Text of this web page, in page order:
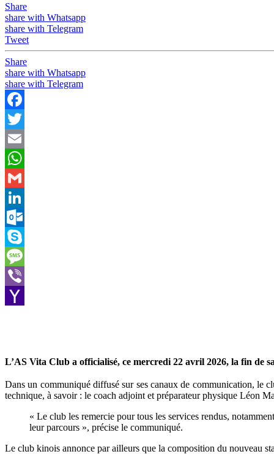
Share
share with Whatsapp
share with Telegram
Tweet
Share
share with Whatsapp
share with Telegram
Facebook
Twitter
Email
WhatsApp
Gmail
LinkedIn
Outlook.com
Skype
Message
Viber
L’AS Vita Club a officialisé, ce mercredi 22 avril 2026, la fin de
Dans un communiqué diffusé sur ses canaux de communication, le
technique, à savoir : le coach adjoint et préparateur physique Léon
« Le club les remercie pour tous les services rendus,
leur parcours », précise le communiqué.
Le club kinois annonce par ailleurs que la composition du nouveau